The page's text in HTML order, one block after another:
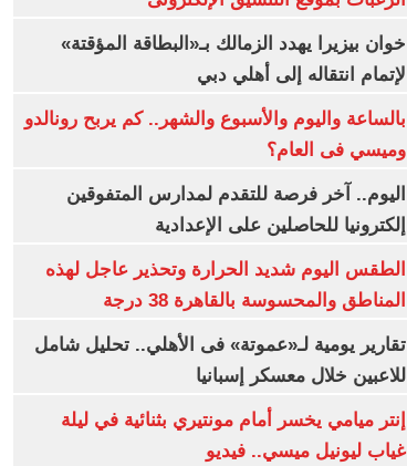
خوان بيزيرا يهدد الزمالك بـ«البطاقة المؤقتة»
لإتمام انتقاله إلى أهلي دبي
بالساعة واليوم والأسبوع والشهر.. كم يربح رونالدو
وميسي فى العام؟
اليوم.. آخر فرصة للتقدم لمدارس المتفوقين
إلكترونيا للحاصلين على الإعدادية
الطقس اليوم شديد الحرارة وتحذير عاجل لهذه
المناطق والمحسوسة بالقاهرة 38 درجة
تقارير يومية لـ«عموتة» فى الأهلي.. تحليل شامل
للاعبين خلال معسكر إسبانيا
إنتر ميامي يخسر أمام مونتيري بثنائية في ليلة
غياب ليونيل ميسي.. فيديو